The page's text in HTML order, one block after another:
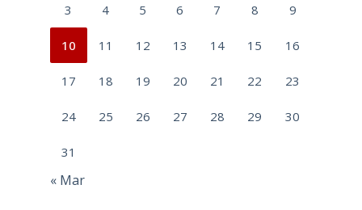
3 4 5 6 7 8 9
10 11 12 13 14 15 16
17 18 19 20 21 22 23
24 25 26 27 28 29 30
31
« Mar